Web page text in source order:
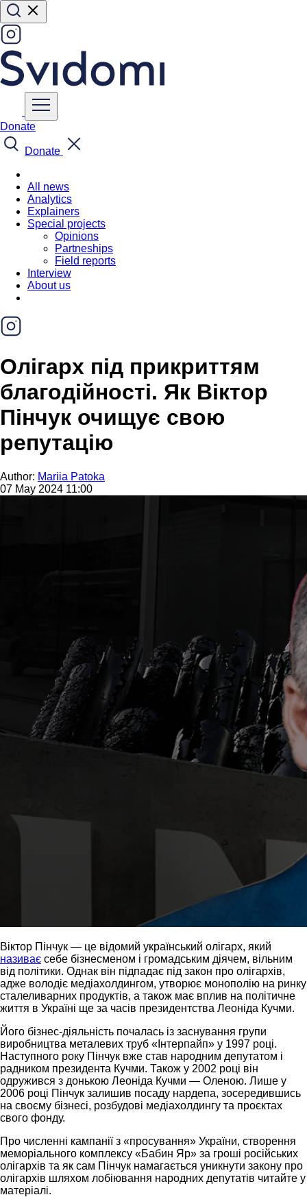
Donate
Donate
All news
Analytics
Explainers
Special projects
Opinions
Partneships
Field reports
Interview
About us
Олігарх під прикриттям
благодійності. Як Віктор
Пінчук очищує свою
репутацію
Author: Mariia Patoka
07 May 2024 11:00
Віктор Пінчук — це відомий український олігарх, який
називає себе бізнесменом і громадським діячем, вільним
від політики. Однак він підпадає під закон про олігархів,
адже володіє медіахолдингом, утворює монополію на ринку
сталеливарних продуктів, а також має вплив на політичне
життя в Україні ще за часів президентства Леоніда Кучми.
Його бізнес-діяльність почалась із заснування групи
виробництва металевих труб «Інтерпайп» у 1997 році.
Наступного року Пінчук вже став народним депутатом і
радником президента Кучми. Також у 2002 році він
одружився з донькою Леоніда Кучми — Оленою. Лише у
2006 році Пінчук залишив посаду нардепа, зосередившись
на своєму бізнесі, розбудові медіахолдингу та проєктах
свого фонду.
Про численні кампанії з «просування» України, створення
меморіального комплексу «Бабин Яр» за гроші російських
олігархів та як сам Пінчук намагається уникнути закону про
олігархів шляхом лобіювання народних депутатів читайте у
матеріалі.